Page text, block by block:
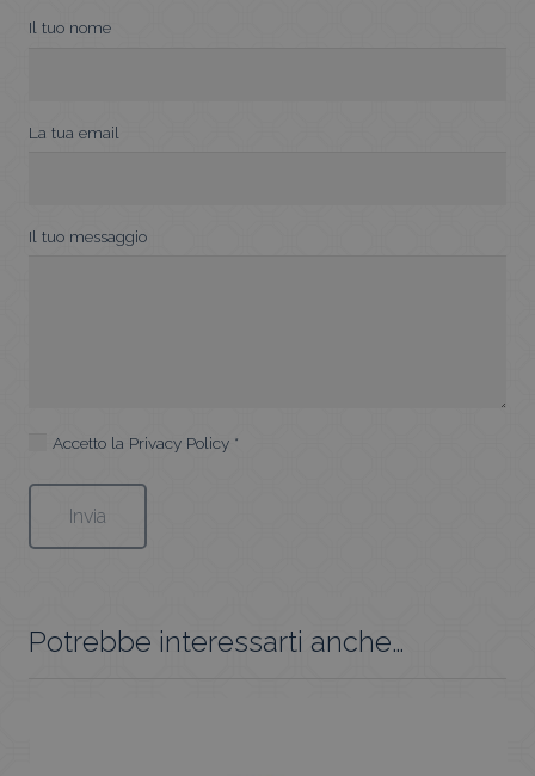
Il tuo nome
La tua email
Il tuo messaggio
Accetto la Privacy Policy *
Potrebbe interessarti anche…